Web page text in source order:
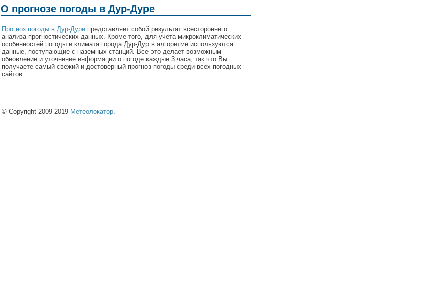
О прогнозе погоды в Дур-Дуре
Прогноз погоды в Дур-Дуре представляет собой результат всестороннего
анализа прогностических данных. Кроме того, для учета микроклиматических
особенностей погоды и климата города Дур-Дур в алгоритме используются
данные, поступающие с наземных станций. Все это делает возможным
обновление и уточнение информации о погоде каждые 3 часа, так что Вы
получаете самый свежий и достоверный прогноз погоды среди всех погодных
сайтов.
© Copyright 2009-2019 Метеолокатор